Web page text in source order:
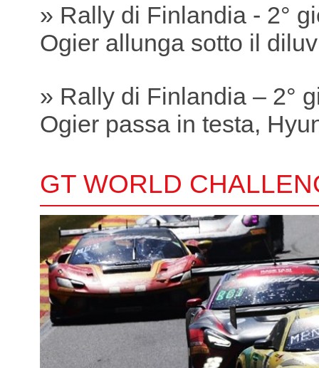
» Rally di Finlandia - 2°
Ogier allunga sotto il
» Rally di Finlandia – 2°
Ogier passa in testa,
GT WORLD